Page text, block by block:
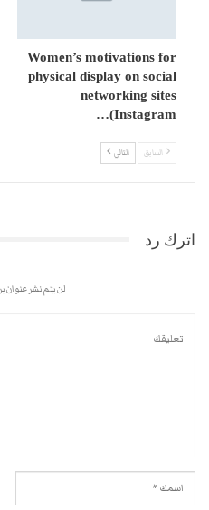
Women’s motivations for
physical display on social
networking sites
(Instagram…
السابق التالي
اترك رد
لن يتم نشر عنوان